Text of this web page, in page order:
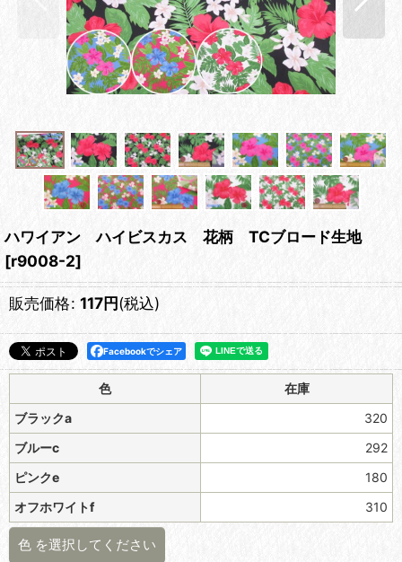
ハワイアン ハイビスカス 花柄 TCブロード生地
[r9008-2]
販売価格: 117円(税込)
Facebookでシェア
色
在庫
ブラックa
320
ブルーc
292
ピンクe
180
オフホワイトf
310
色 を選択してください